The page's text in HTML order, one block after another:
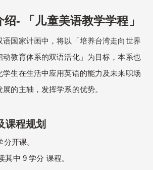
- 「儿童美语教学学程」
语国家计画中，将以「培养台湾走向世界
动教育体系的双语活化」为目标，本系也
学生在生活中应用英语的能力及未来职场
的主轴，发挥学系的优势。
课程规划
开课。
其中 9 学分 课程。